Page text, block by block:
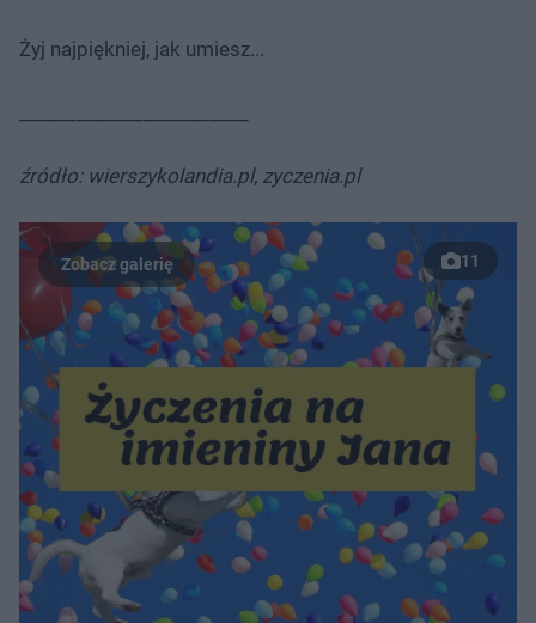
Żyj najpiękniej, jak umiesz...
źródło: wierszykolandia.pl, zyczenia.pl
11